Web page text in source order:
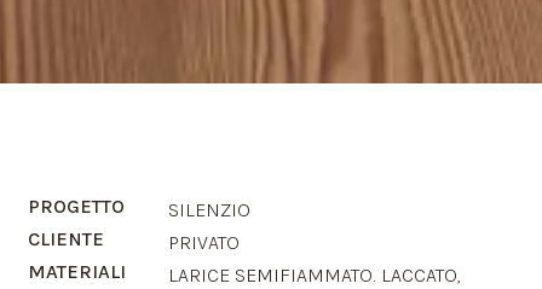
PROGETTO
SILENZIO
CLIENTE
PRIVATO
MATERIALI
LARICE SEMIFIAMMATO. LACCATO,